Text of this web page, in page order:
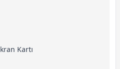
Kartı